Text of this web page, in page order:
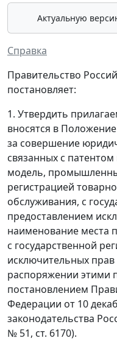
Актуальную
Справка
Правительство
постановляет:
1. Утвердить
вносятся в
за совершение
связанных с
модель,
регистрацией
обслуживания, с
предоставлением
наименование места
с государственной
исключительных
распоряжении этими
постановлением
Федерации от 10
законодательства
№ 51, ст. 6170).